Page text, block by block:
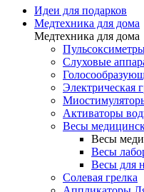
Идеи для подарков
Медтехника для дома
Медтехника для дома
Слуховые
Электрическая
Активаторы
Весы
Весы
Весы
Весы для
Солевая грелка